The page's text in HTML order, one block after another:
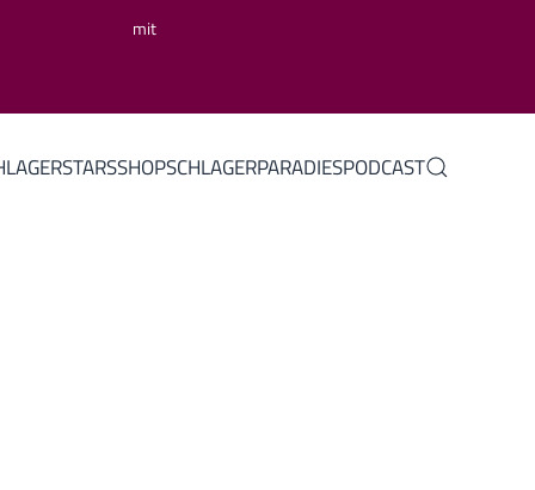
mit
SHOPSCHLAGERPARADIESPODCAST